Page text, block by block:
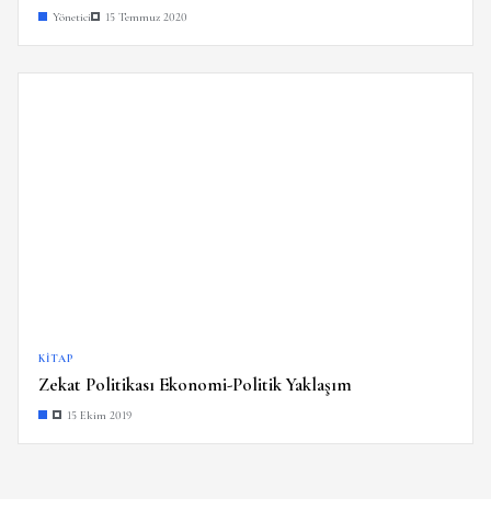
Yönetici 15 Temmuz 2020
KITAP
Zekat Politikası Ekonomi-Politik Yaklaşım
15 Ekim 2019